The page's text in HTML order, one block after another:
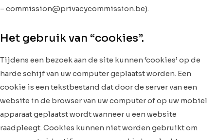
– commission@privacycommission.be).
Het gebruik van “cookies”.
Tijdens een bezoek aan de site kunnen ‘cookies’ op de
harde schijf van uw computer geplaatst worden. Een
cookie is een tekstbestand dat door de server van een
website in de browser van uw computer of op uw mobiel
apparaat geplaatst wordt wanneer u een website
raadpleegt. Cookies kunnen niet worden gebruikt om